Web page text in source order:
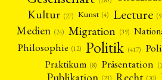
Kultur (27) Kunst (4) Lecture
Medien (24) Migration (39)
Philosophie (12) Politik (417)
Praktikum (8) Präsentation